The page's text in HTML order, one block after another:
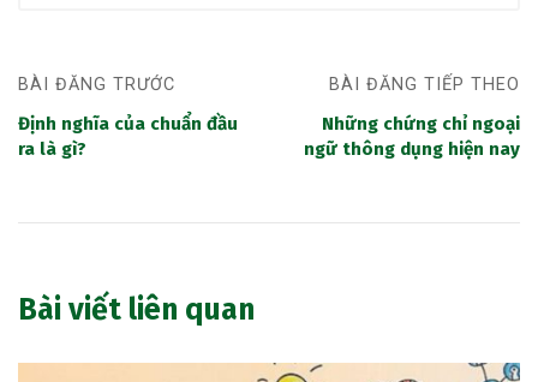
BÀI ĐĂNG TRƯỚC
Định nghĩa của chuẩn đầu
ra là gì?
BÀI ĐĂNG TIẾP THEO
Những chứng chỉ ngoại
ngữ thông dụng hiện nay
Bài viết liên quan